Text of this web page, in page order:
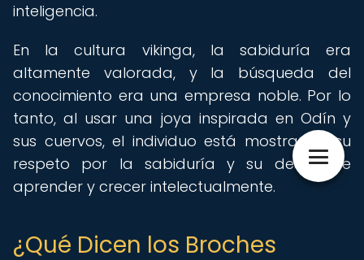
inteligencia.
En la cultura vikinga, la sabiduría era
altamente valorada, y la búsqueda del
conocimiento era una empresa noble. Por lo
tanto, al usar una joya inspirada en Odín y
sus cuervos, el individuo está mostrando su
respeto por la sabiduría y su deseo de
aprender y crecer intelectualmente.
¿Qué Dicen los Broches